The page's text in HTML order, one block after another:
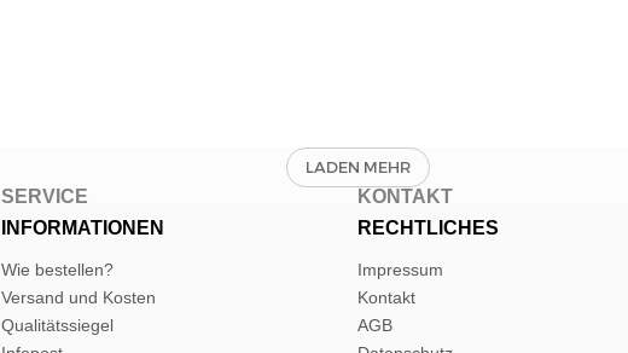
SERVICE
INFORMATIONEN
Wie bestellen?
Versand und Kosten
Qualitätssiegel
KONTAKT
RECHTLICHES
Impressum
Kontakt
AGB